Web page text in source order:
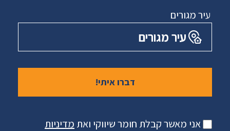
עיר מגורים
עיר מגורים
אני מאשר קבלת חומר שיווקי ואת מדיניות